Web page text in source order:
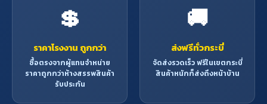
💲
ราคาโรงงาน ถูกกว่า
ซื้อตรงจากผู้แทนจำหน่าย
ราคาถูกกว่าห้างสรรพสินค้า
รับประกัน
🚚
ส่งฟรีทั่วกระบี่
จัดส่งรวดเร็ว ฟรีในเขตกระบี่
สินค้าหนักก็ส่งถึงหน้าบ้าน